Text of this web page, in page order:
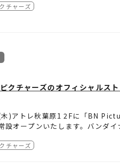
境下で使用した際に、商品の絵
愛顧賜りますよう、何卒よろし
月21日(金)
シアター2D 一国傾城篇 パブミラ
リル素材に変更し再製造した商
しては、本商品の製造を行って
日までに、下記お問い合わせフ
】
日：2025年3月20日(木)
返送いただいた後、交換商品の
送開始は2025年5月を予定して
チャーズ
クチャーズのオフィシャル
)アトレ秋葉原1 2Fに「BN
設オープンいたします。バンダ
チャーズ